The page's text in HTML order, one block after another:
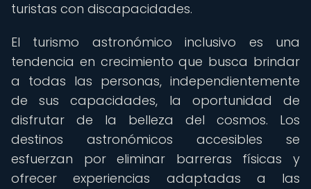
turistas con discapacidades.
El turismo astronómico inclusivo es una
tendencia en crecimiento que busca brindar
a todas las personas, independientemente
de sus capacidades, la oportunidad de
disfrutar de la belleza del cosmos. Los
destinos astronómicos accesibles se
esfuerzan por eliminar barreras físicas y
ofrecer experiencias adaptadas a las